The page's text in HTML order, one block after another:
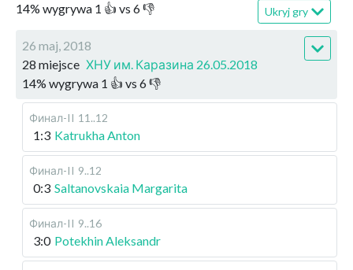
14% wygrywa 1 👍 vs 6👎 Ukryj gry
26 maj, 2018
28 miejsce ХНУ им. Каразина 26.05.2018
14% wygrywa 1 👍 vs 6👎
Финал-II 11..12
1:3 Katrukha Anton
Финал-II 9..12
0:3 Saltanovskaia Margarita
Финал-II 9..16
3:0 Potekhin Aleksandr